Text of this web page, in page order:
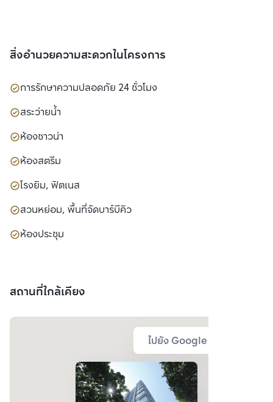
สิ่งอำนวยความสะดวกในโครงการ
การรักษาความปลอดภัย 24 ชั่วโมง
สระว่ายน้ำ
ห้องซาวน่า
ห้องสตรีม
โรงยิม, ฟิตเนส
สวนหย่อม, พื้นที่จัดบาร์บีคิว
ห้องประชุม
สถานที่ใกล้เคียง
ไปยัง Google Map